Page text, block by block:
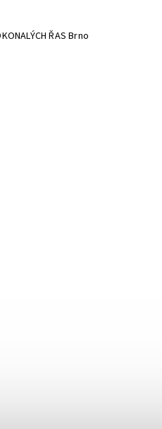
ŘAS Brno